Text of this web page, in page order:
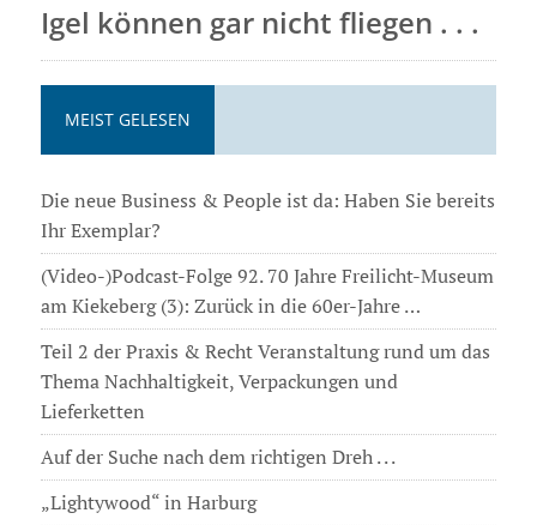
Igel können gar nicht fliegen . . .
MEIST GELESEN
Die neue Business & People ist da: Haben Sie bereits
Ihr Exemplar?
(Video-)Podcast-Folge 92. 70 Jahre Freilicht-Museum
am Kiekeberg (3): Zurück in die 60er-Jahre …
Teil 2 der Praxis & Recht Veranstaltung rund um das
Thema Nachhaltigkeit, Verpackungen und
Lieferketten
Auf der Suche nach dem richtigen Dreh . . .
„Lightywood“ in Harburg